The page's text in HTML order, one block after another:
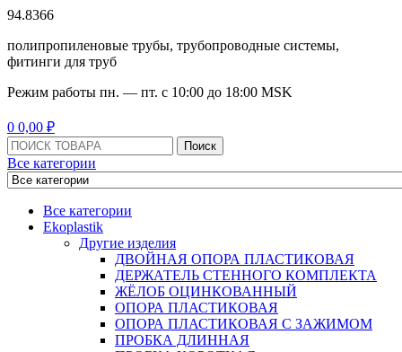
94.8366
полипропиленовые трубы, трубопроводные системы,
фитинги для труб
Режим работы пн. — пт. с 10:00 до 18:00 MSK
0 0,00 ₽
Поиск:
Поиск
Все категории
Все категории
Ekoplastik
Другие изделия
ДВОЙНАЯ ОПОРА ПЛАСТИКОВАЯ
ДЕРЖАТЕЛЬ СТЕННОГО КОМПЛЕКТА
ЖЁЛОБ ОЦИНКОВАННЫЙ
ОПОРА ПЛАСТИКОВАЯ
ОПОРА ПЛАСТИКОВАЯ С ЗАЖИМОМ
ПРОБКА ДЛИННАЯ